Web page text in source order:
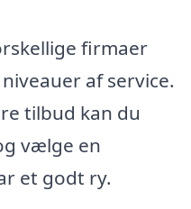
firmaer
af service.
tilbud kan du
vælge en
et godt ry.